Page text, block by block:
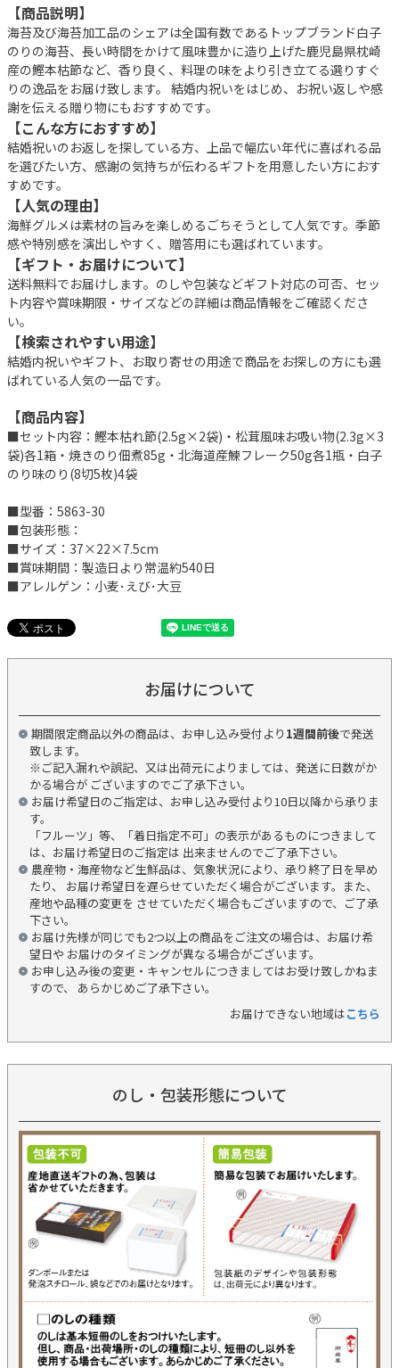
【商品説明】
海苔及び海苔加工品のシェアは全国有数であるトップブランド白子
のりの海苔、長い時間をかけて風味豊かに造り上げた鹿児島県枕崎
産の鰹本枯節など、香り良く、料理の味をより引き立てる選りすぐ
りの逸品をお届け致します。 結婚内祝いをはじめ、お祝い返しや感
謝を伝える贈り物にもおすすめです。
【こんな方におすすめ】
結婚祝いのお返しを探している方、上品で幅広い年代に喜ばれる品
を選びたい方、感謝の気持ちが伝わるギフトを用意したい方におす
すめです。
【人気の理由】
海鮮グルメは素材の旨みを楽しめるごちそうとして人気です。季節
感や特別感を演出しやすく、贈答用にも選ばれています。
【ギフト・お届けについて】
送料無料でお届けします。のしや包装などギフト対応の可否、セッ
ト内容や賞味期限・サイズなどの詳細は商品情報をご確認くださ
い。
【検索されやすい用途】
結婚内祝いやギフト、お取り寄せの用途で商品をお探しの方にも選
ばれている人気の一品です。
【商品内容】
■セット内容：鰹本枯れ節(2.5g×2袋)・松茸風味お吸い物(2.3g×3
袋)各1箱・焼きのり佃煮85g・北海道産鰊フレーク50g各1瓶・白子
のり味のり(8切5枚)4袋
■型番：5863-30
■包装形態：
■サイズ：37×22×7.5cm
■賞味期間：製造日より常温約540日
■アレルゲン：小麦･えび･大豆
お届けについて
期間限定商品以外の商品は、お申し込み受付より 1週間前後で発送
致します。
※ご記入漏れや誤記、又は出荷元によりましては、発送に日数がか
かる場合が ございますのでご了承下さい。
お届け希望日のご指定は、お申し込み受付より10日以降から承りま
す。
「フルーツ」等、「着日指定不可」の表示があるものにつきまして
は、お届け希望日のご指定は 出来ませんのでご了承下さい。
農産物・海産物など生鮮品は、気象状況により、承り終了日を早め
たり、 お届け希望日を遅らせていただく場合がございます。また、
産地や品種の変更を させていただく場合もございますので、ご了承
下さい。
お届け先様が同じでも2つ以上の商品をご注文の場合は、お届け希
望日や お届けのタイミングが異なる場合がございます。
お申し込み後の変更・キャンセルにつきましてはお受け致しかねま
すので、 あらかじめご了承下さい。
お届けできない地域はこちら
のし・包装形態について